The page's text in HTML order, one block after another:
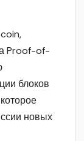
Proof-of-
блоков
новых